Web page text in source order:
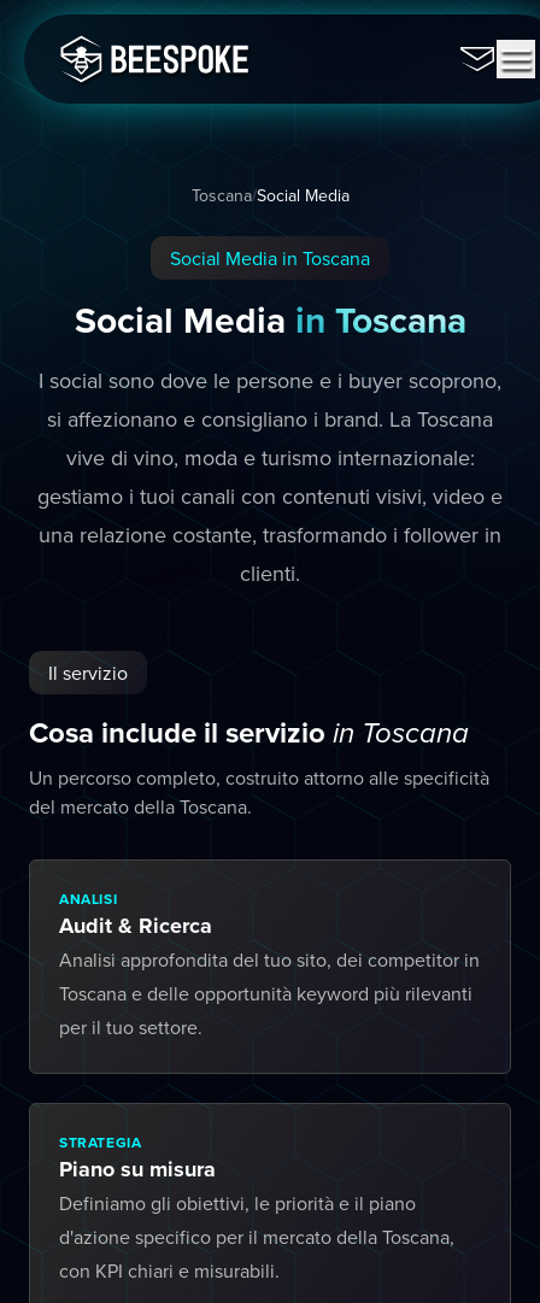
Toscana/Social Media
Social Media in Toscana
Social Media in Toscana
I social sono dove le persone e i buyer scoprono,
si affezionano e consigliano i brand. La Toscana
vive di vino, moda e turismo internazionale:
gestiamo i tuoi canali con contenuti visivi, video e
una relazione costante, trasformando i follower in
clienti.
Il servizio
Cosa include il servizio in Toscana
Un percorso completo, costruito attorno alle specificità
del mercato della Toscana.
ANALISI
Audit & Ricerca
Analisi approfondita del tuo sito, dei competitor in
Toscana e delle opportunità keyword più rilevanti
per il tuo settore.
STRATEGIA
Piano su misura
Definiamo gli obiettivi, le priorità e il piano
d'azione specifico per il mercato della Toscana,
con KPI chiari e misurabili.